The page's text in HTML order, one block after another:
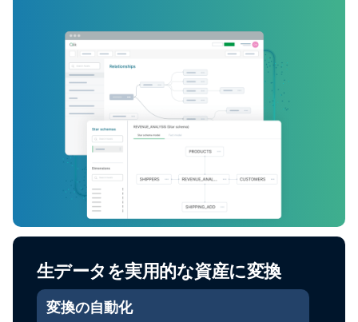
生データを実用的な資産に変換
変換の自動化